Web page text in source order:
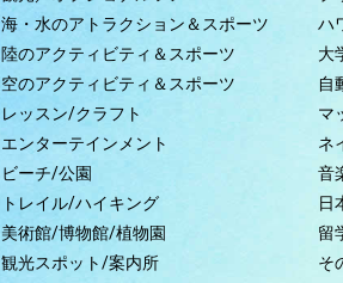
海・水のアトラクション＆スポーツ
陸のアクティビティ＆スポーツ
空のアクティビティ＆スポーツ
レッスン/クラフト
エンターテインメント
ビーチ/公園
トレイル/ハイキング
美術館/博物館/植物園
観光スポット/案内所
ハ
大
自
マ
ネ
音
日
留
そ